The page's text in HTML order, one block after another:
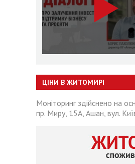
ЦІНИ В ЖИТОМИРІ
Моніторинг здійснено на
пр. Миру, 15А, Ашан, вул.